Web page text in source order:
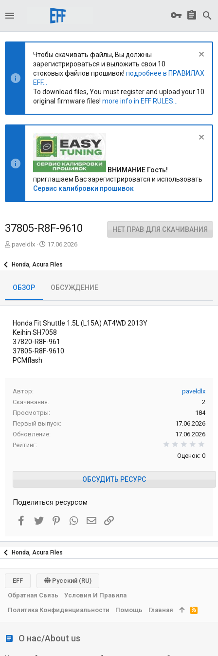
Чтобы скачивать файлы, Вы должны
зарегистрироваться и выложить свои 10
стоковых файлов прошивок! подробнее в ПРАВИЛАХ
EFF...
To download files, You must register and upload your 10
original firmware files! more info in EFF RULES...
ВНИМАНИЕ Гость!
приглашаем Вас зарегистрироватся и использовать
Сервис калибровки прошивок
37805-R8F-9610 НЕТ ПРАВ ДЛЯ СКАЧИВАНИЯ
А
т
paveldlx
Д
д
н
и
я
17.06.2026
Honda, Acura Files
ОБЗОР ОБСУЖДЕНИЕ
Honda Fit Shuttle 1.5L (L15A) AT4WD 2013Y
Keihin SH7058
37820-R8F-961
37805-R8F-9610
PCMflash
Автор
paveldlx
Скачивания
2
Просмотры
184
Первый выпуск
17.06.2026
Обновление
17.06.2026
Рейтинг
Оценок: 0
ОБСУДИТЬ РЕСУРС
Поделиться ресурсом
Facebook
Twitter PinterestWhatsAppЭлектронная почта
Ссылка
Honda, Acura Files
О нас/About us
EFF
Русский (RU)
Обратная Связь
Условия И Правила
Политика Конфиденциальности
Помощь Главная
R